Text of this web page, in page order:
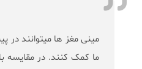
مینی مغز ها میتوانند
ما کمک کنند. در